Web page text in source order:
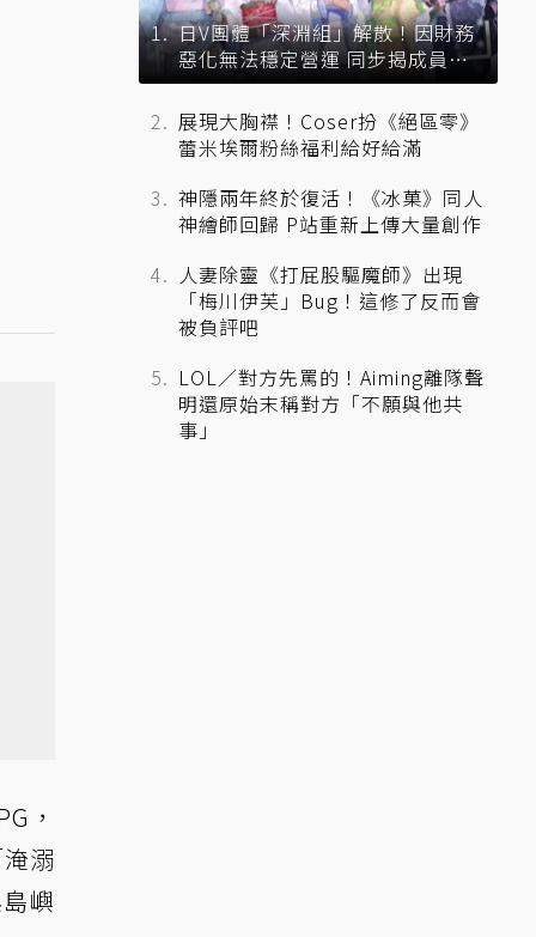
，
溺
嶼
日V團體「深淵組」解散！因財務
惡化無法穩定營運 同步揭成員未
來去向
展現大胸襟！Coser扮《絕區零》
蕾米埃爾粉絲福利給好給滿
神隱兩年終於復活！《冰菓》同人
神繪師回歸 P站重新上傳大量創作
人妻除靈《打屁股驅魔師》出現
「梅川伊芙」Bug！這修了反而會
被負評吧
LOL／對方先罵的！Aiming離隊聲
明還原始末稱對方「不願與他共
事」